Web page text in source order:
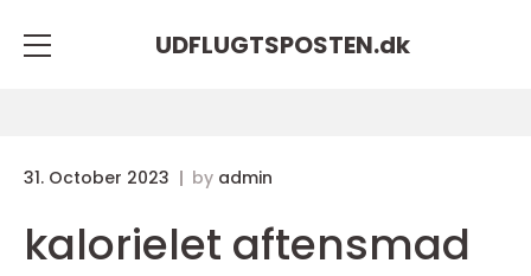
UDFLUGTSPOSTEN.dk
31. October 2023 by admin
kalorielet aftensmad